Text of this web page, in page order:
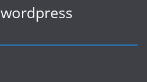
wordpress